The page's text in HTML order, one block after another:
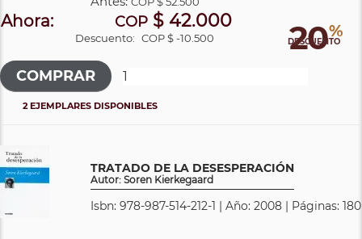
20%
DESCUENTO
Ahora: COP$ 42.000
Descuento: COP $ -10.500
2 EJEMPLARES DISPONIBLES
TRATADO DE LA DESESPERACIÓN
Autor: Soren Kierkegaard
Isbn: 978-987-514-212-1 | Año: 2008 | Páginas: 180